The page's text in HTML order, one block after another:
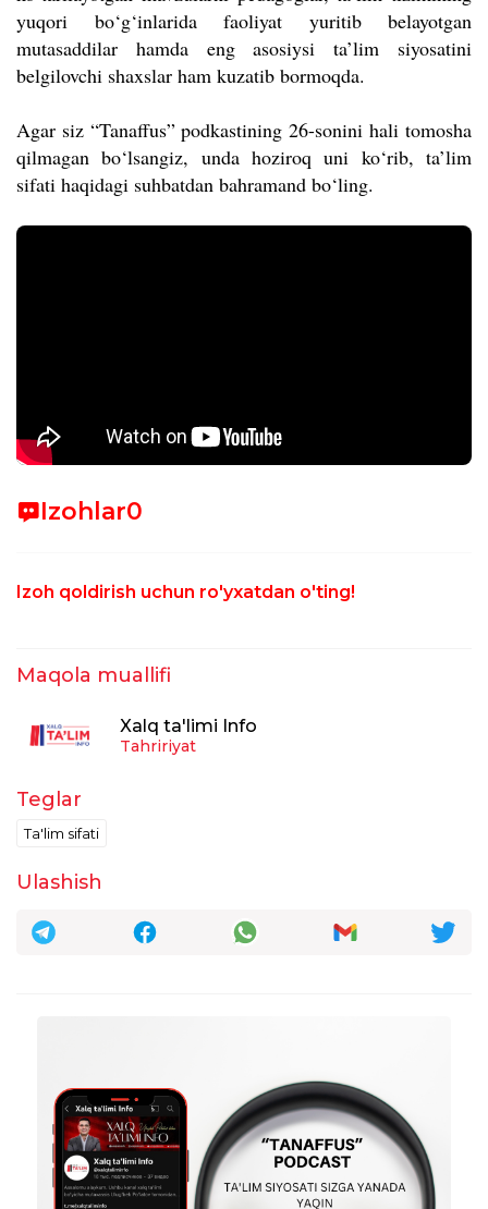
yuqori bo‘g‘inlarida faoliyat yuritib belayotgan
mutasaddilar hamda eng asosiysi ta’lim siyosatini
belgilovchi shaxslar ham kuzatib bormoqda.
Agar siz “Tanaffus” podkastining 26-sonini hali tomosha
qilmagan bo‘lsangiz, unda hoziroq uni ko‘rib, ta’lim
sifati haqidagi suhbatdan bahramand bo‘ling.
Izohlar0
Izoh qoldirish uchun ro'yxatdan o'ting!
Maqola muallifi
Xalq ta'limi Info
Tahririyat
Teglar
Ta'lim sifati
Ulashish